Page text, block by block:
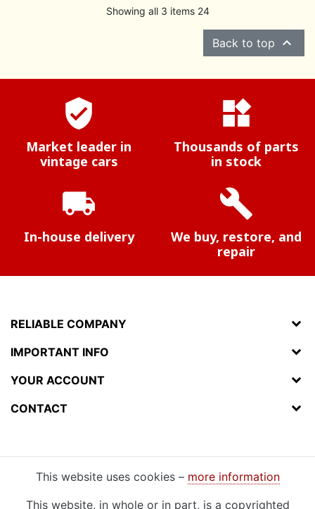
Showing all 3 items 24
Back to top 
verified_user
Market leader in
vintage cars
widgets
Thousands of parts
in stock
local_shipping
In-house delivery
build
We buy, restore, and
repair
RELIABLE COMPANY
IMPORTANT INFO
YOUR ACCOUNT
CONTACT
This website uses cookies – more information
This website, in whole or in part, is a copyrighted